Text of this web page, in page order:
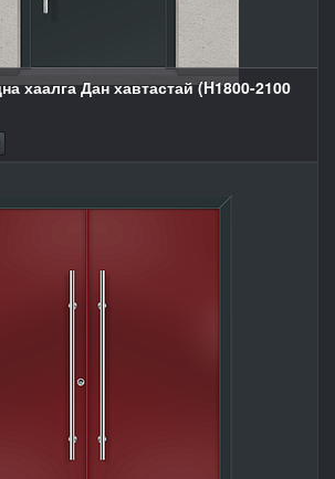
хаалга Дан хавтастай (H1800-2100